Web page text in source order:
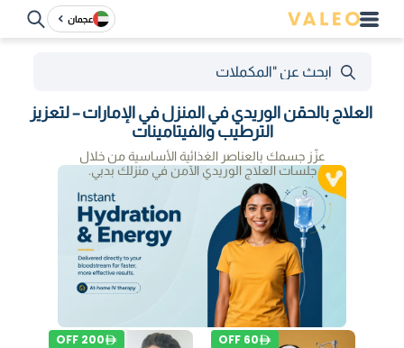
عجمان
عزّز جسمك بالعناصر الغذائية الأساسية من خلال
جلسات العلاج الوريدي الآمن في منزلك بدبي.
العلاج بالحقن الوريدي في المنزل في الإمارات – لتعزيز
الترطيب والفيتامينات
60
OFF
200
OFF